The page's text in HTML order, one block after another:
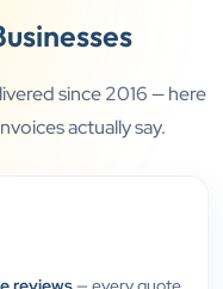
since 2016 — here
actually say.